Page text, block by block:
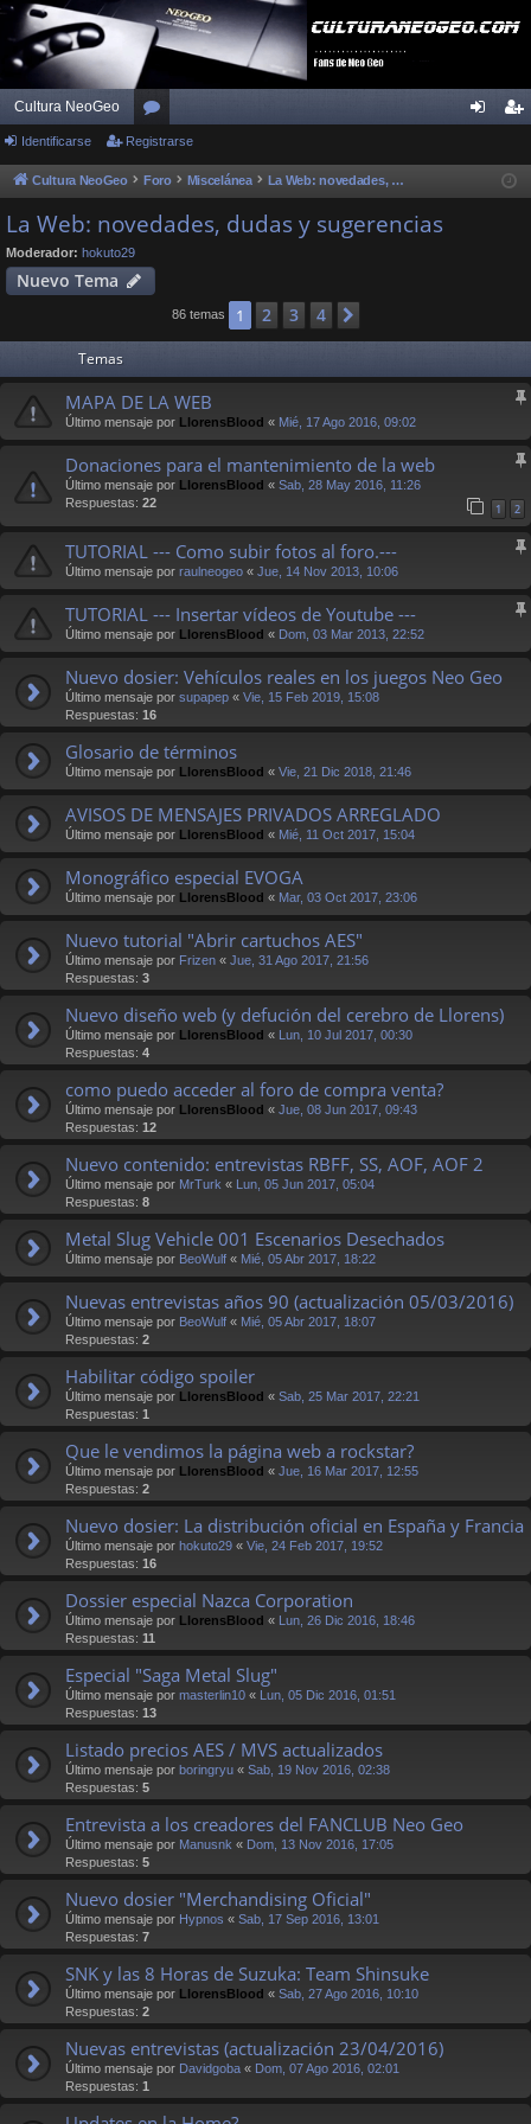
Cultura NeoGeo
or
os ist
Identificarse Registrarse
Cultura NeoGeo Foro Miscelánea La Web: novedades, dudas y sugerencias
La Web: novedades, dudas y sugerencias
Moderador: hokuto29
Nuevo Tema
86 temas 1 2 3 4
Temas
MAPA DE LA WEB
Último mensaje por LlorensBlood « Mié, 17 Ago 2016, 09:02
Donaciones para el mantenimiento de la web
Último mensaje por LlorensBlood « Sab, 28 May 2016, 11:26
Respuestas: 22 1 2
TUTORIAL --- Como subir fotos al foro.---
Último mensaje por raulneogeo « Jue, 14 Nov 2013, 10:06
TUTORIAL --- Insertar vídeos de Youtube ---
Último mensaje por LlorensBlood « Dom, 03 Mar 2013, 22:52
Nuevo dosier: Vehículos reales en los juegos Neo Geo
Último mensaje por supapep « Vie, 15 Feb 2019, 15:08
Respuestas: 16
Glosario de términos
Último mensaje por LlorensBlood « Vie, 21 Dic 2018, 21:46
AVISOS DE MENSAJES PRIVADOS ARREGLADO
Último mensaje por LlorensBlood « Mié, 11 Oct 2017, 15:04
Monográfico especial EVOGA
Último mensaje por LlorensBlood « Mar, 03 Oct 2017, 23:06
Nuevo tutorial "Abrir cartuchos AES"
Último mensaje por Frizen « Jue, 31 Ago 2017, 21:56
Respuestas: 3
Nuevo diseño web (y defución del cerebro de Llorens)
Último mensaje por LlorensBlood « Lun, 10 Jul 2017, 00:30
Respuestas: 4
como puedo acceder al foro de compra venta?
Último mensaje por LlorensBlood « Jue, 08 Jun 2017, 09:43
Respuestas: 12
Nuevo contenido: entrevistas RBFF, SS, AOF, AOF 2
Último mensaje por MrTurk « Lun, 05 Jun 2017, 05:04
Respuestas: 8
Metal Slug Vehicle 001 Escenarios Desechados
Último mensaje por BeoWulf « Mié, 05 Abr 2017, 18:22
Nuevas entrevistas años 90 (actualización 05/03/2016)
Último mensaje por BeoWulf « Mié, 05 Abr 2017, 18:07
Respuestas: 2
Habilitar código spoiler
Último mensaje por LlorensBlood « Sab, 25 Mar 2017, 22:21
Respuestas: 1
Que le vendimos la página web a rockstar?
Último mensaje por LlorensBlood « Jue, 16 Mar 2017, 12:55
Respuestas: 2
Nuevo dosier: La distribución oficial en España y Francia
Último mensaje por hokuto29 « Vie, 24 Feb 2017, 19:52
Respuestas: 16
Dossier especial Nazca Corporation
Último mensaje por LlorensBlood « Lun, 26 Dic 2016, 18:46
Respuestas: 11
Especial "Saga Metal Slug"
Último mensaje por masterlin10 « Lun, 05 Dic 2016, 01:51
Respuestas: 13
Listado precios AES / MVS actualizados
Último mensaje por boringryu « Sab, 19 Nov 2016, 02:38
Respuestas: 5
Entrevista a los creadores del FANCLUB Neo Geo
Último mensaje por Manusnk « Dom, 13 Nov 2016, 17:05
Respuestas: 5
Nuevo dosier "Merchandising Oficial"
Último mensaje por Hypnos « Sab, 17 Sep 2016, 13:01
Respuestas: 7
SNK y las 8 Horas de Suzuka: Team Shinsuke
Último mensaje por LlorensBlood « Sab, 27 Ago 2016, 10:10
Respuestas: 2
Nuevas entrevistas (actualización 23/04/2016)
Último mensaje por Davidgoba « Dom, 07 Ago 2016, 02:01
Respuestas: 1